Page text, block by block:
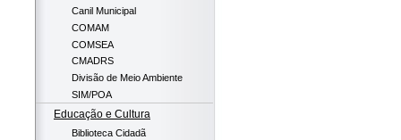
Canil Municipal
COMAM
COMSEA
CMADRS
Divisão de Meio Ambiente
SIM/POA
Educação e Cultura
Biblioteca Cidadã